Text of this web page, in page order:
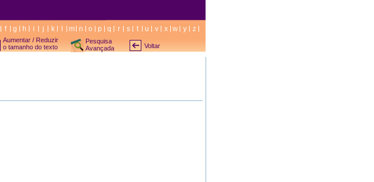
f g h i j k m n o p q r s t u v x w y z
Aumentar / Reduzir
o tamanho do texto
Pesquisa
Avançada
Voltar